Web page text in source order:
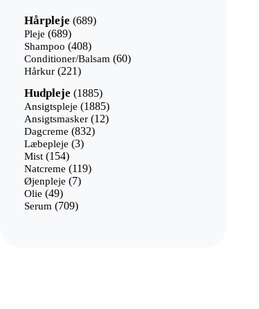
Hårpleje 689689
Pleje 689689
varer
Shampoo 408408
varer
Conditioner/Balsam 6060
Hårkur 221221
Hudpleje 18851885
varer
Ansigtspleje 18851885
varer
Ansigtsmasker 1212
Dagcreme 832832
Læbepleje 33
Mist 154154
varer
Natcreme 119119
Øjenpleje 77
Olie 4949
varer
Serum 709709